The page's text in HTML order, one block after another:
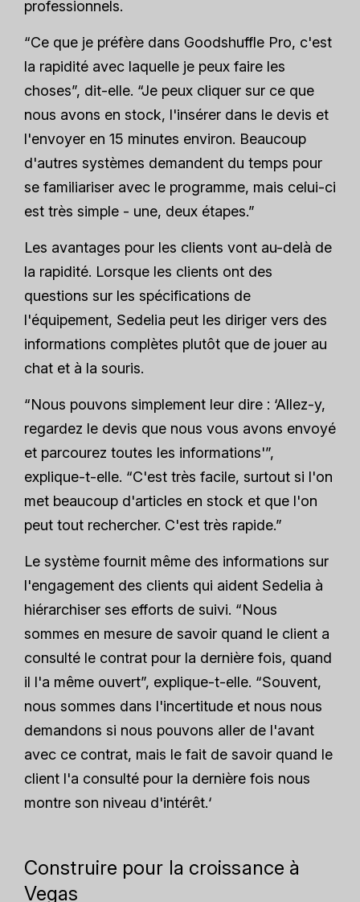
professionnels.
“Ce que je préfère dans Goodshuffle Pro, c'est
la rapidité avec laquelle je peux faire les
choses”, dit-elle. “Je peux cliquer sur ce que
nous avons en stock, l'insérer dans le devis et
l'envoyer en 15 minutes environ. Beaucoup
d'autres systèmes demandent du temps pour
se familiariser avec le programme, mais celui-ci
est très simple - une, deux étapes.”
Les avantages pour les clients vont au-delà de
la rapidité. Lorsque les clients ont des
questions sur les spécifications de
l'équipement, Sedelia peut les diriger vers des
informations complètes plutôt que de jouer au
chat et à la souris.
“Nous pouvons simplement leur dire : ‘Allez-y,
regardez le devis que nous vous avons envoyé
et parcourez toutes les informations'”,
explique-t-elle. “C'est très facile, surtout si l'on
met beaucoup d'articles en stock et que l'on
peut tout rechercher. C'est très rapide.”
Le système fournit même des informations sur
l'engagement des clients qui aident Sedelia à
hiérarchiser ses efforts de suivi. “Nous
sommes en mesure de savoir quand le client a
consulté le contrat pour la dernière fois, quand
il l'a même ouvert”, explique-t-elle. “Souvent,
nous sommes dans l'incertitude et nous nous
demandons si nous pouvons aller de l'avant
avec ce contrat, mais le fait de savoir quand le
client l'a consulté pour la dernière fois nous
montre son niveau d'intérêt.‘
Construire pour la croissance à
Vegas